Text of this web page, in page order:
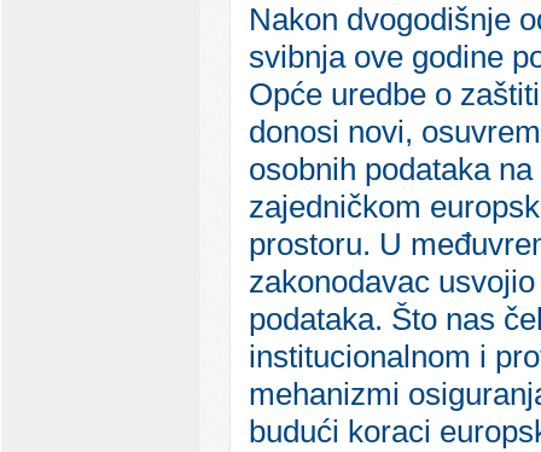
Nakon dvogodišnje
svibnja ove godine
Opće uredbe o
donosi novi,
osobnih podataka
zajedničkom
prostoru. U
zakonodavac
podataka. Što nas
institucionalnom i
mehanizmi
budući koraci